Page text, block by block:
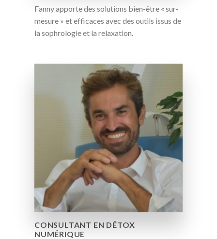
Fanny apporte des solutions bien-être « sur-
mesure » et efficaces avec des outils issus de
la sophrologie et la relaxation.
CONSULTANT EN DÉTOX
NUMÉRIQUE